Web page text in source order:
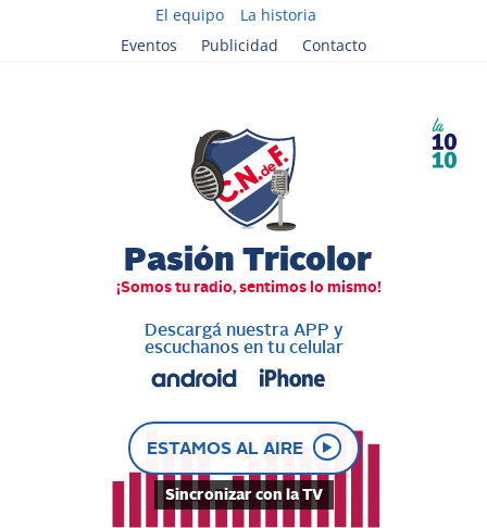
El equipo
La historia
Eventos
Publicidad Contacto
Descargá nuestra APP y
escuchanos en tu celular
ESTAMOS AL AIRE
Sincronizar con la TV